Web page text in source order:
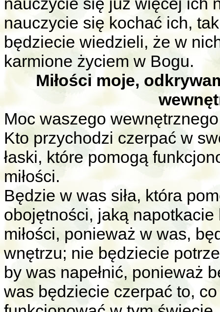
nauczycie się kochać ich,
będziecie wiedzieli, że w
karmione życiem w Bogu.
Miłości moje,
Moc waszego
Kto przychodzi czerpać w
łaski, które pomogą
miłości.
Będzie w was siła, która
obojętności, jaką
miłości, ponieważ w was,
wnętrzu; nie będziecie
by was napełnić, ponieważ
was będziecie czerpać to,